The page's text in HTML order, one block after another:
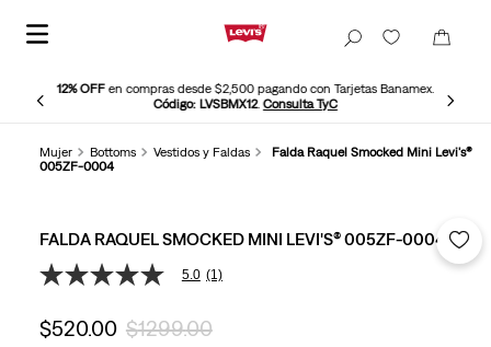
12% OFFen compras desde $2,500 pagando con Tarjetas Banamex.
Código: LVSBMX12. Consulta TyC
Mujer Bottoms Vestidos y Faldas
Falda Raquel Smocked Mini Levi's®
005ZF-0004
FALDA RAQUEL SMOCKED MINI LEVI'S® 005ZF-0004
5.0
5
estrellas,
5.0 (1)
$520.00 $1299.00